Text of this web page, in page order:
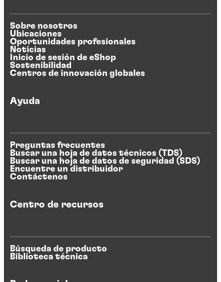
Sobre nosotros
Ubicaciones
Oportunidades profesionales
Noticias
Inicio de sesión de eShop
Sostenibilidad
Centros de innovación globales
Ayuda
Preguntas frecuentes
Buscar una hoja de datos técnicos (TDS)
Buscar una hoja de datos de seguridad (SDS)
Encuentre un distribuidor
Contáctenos
Centro de recursos
Búsqueda de producto
Biblioteca técnica